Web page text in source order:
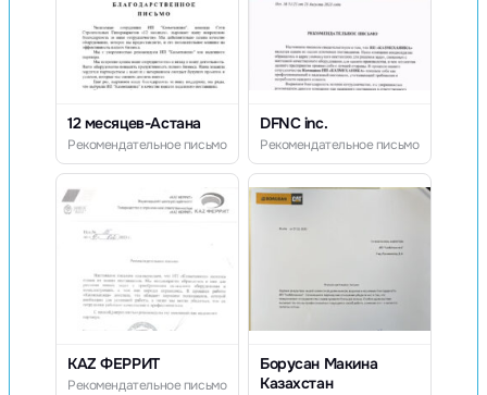
12 месяцев-Астана
Рекомендательное письмо
DFNC inc.
Рекомендательное письмо
KAZ ФЕРРИТ
Рекомендательное письмо
Борусан Макина
Казахстан